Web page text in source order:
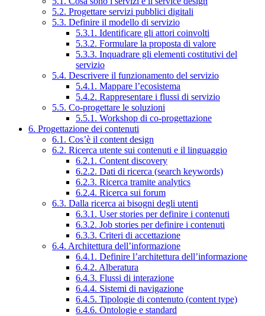
5.2. Progettare servizi pubblici digitali
5.3. Definire il modello di servizio
5.3.1. Identificare gli attori coinvolti
5.3.2. Formulare la proposta di valore
5.3.3. Inquadrare gli elementi costitutivi del
servizio
5.4. Descrivere il funzionamento del servizio
5.4.1. Mappare l’ecosistema
5.4.2. Rappresentare i flussi di servizio
5.5. Co-progettare le soluzioni
5.5.1. Workshop di co-progettazione
6. Progettazione dei contenuti
6.1. Cos’è il content design
6.2. Ricerca utente sui contenuti e il linguaggio
6.2.1. Content discovery
6.2.2. Dati di ricerca (search keywords)
6.2.3. Ricerca tramite analytics
6.2.4. Ricerca sui forum
6.3. Dalla ricerca ai bisogni degli utenti
6.3.1. User stories per definire i contenuti
6.3.2. Job stories per definire i contenuti
6.3.3. Criteri di accettazione
6.4. Architettura dell’informazione
6.4.1. Definire l’architettura dell’informazione
6.4.2. Alberatura
6.4.3. Flussi di interazione
6.4.4. Sistemi di navigazione
6.4.5. Tipologie di contenuto (content type)
6.4.6. Ontologie e standard